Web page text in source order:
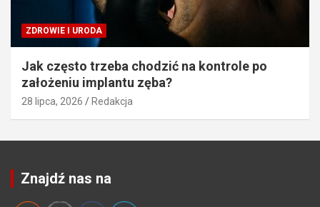
ZDROWIE I URODA
Jak często trzeba chodzić na kontrole po
założeniu implantu zęba?
28 lipca, 2026 Redakcja
Znajdź nas na